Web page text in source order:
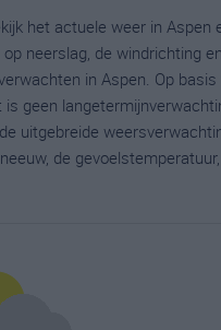
het actuele weer in Aspen
neerslag, de windrichting
in Aspen. Op
geen
uitgebreide
de